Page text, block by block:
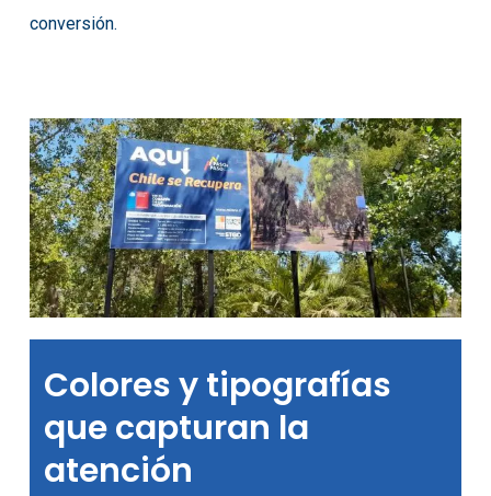
conversión.
Colores y tipografías
que capturan la
atención